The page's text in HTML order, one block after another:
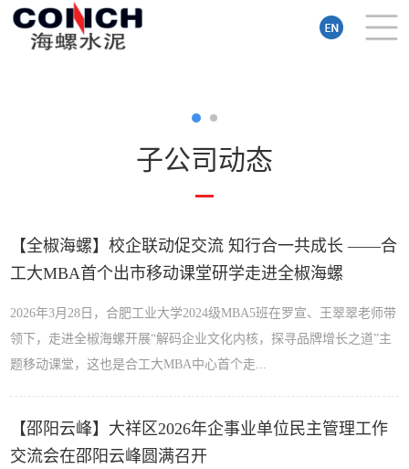
子公司动态
【全椒海螺】校企联动促交流 知行合一共成长 ——合
工大MBA首个出市移动课堂研学走进全椒海螺
2026年3月28日，合肥工业大学2024级MBA5班在罗宣、王翠翠老师带
领下，走进全椒海螺开展“解码企业文化内核，探寻品牌增长之道”主
题移动课堂，这也是合工大MBA中心首个走...
【邵阳云峰】大祥区2026年企事业单位民主管理工作
交流会在邵阳云峰圆满召开